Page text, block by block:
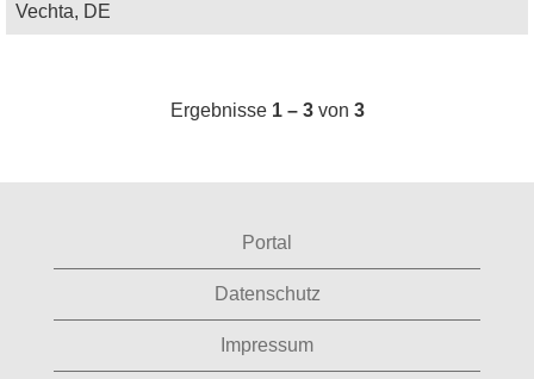
Vechta, DE
Ergebnisse 1 – 3von 3
Portal
Datenschutz
Impressum